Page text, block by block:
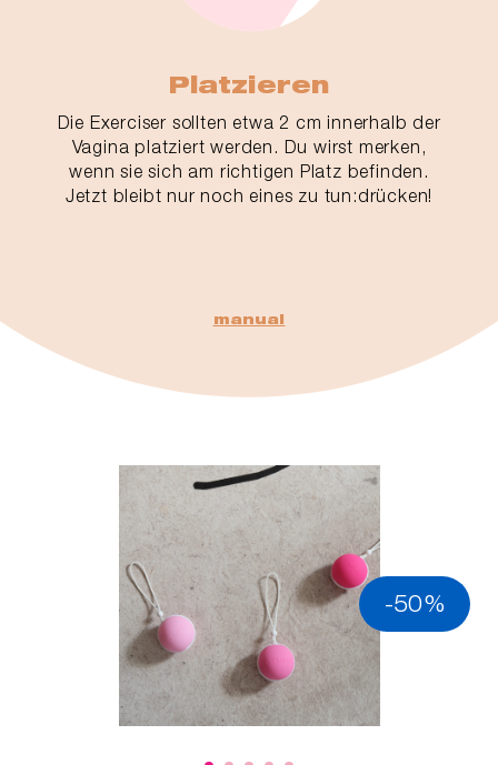
Platzieren
Die Exerciser sollten etwa 2 cm innerhalb der
Vagina platziert werden. Du wirst merken,
wenn sie sich am richtigen Platz befinden.
Jetzt bleibt nur noch eines zu tun:drücken!
manual
-50%